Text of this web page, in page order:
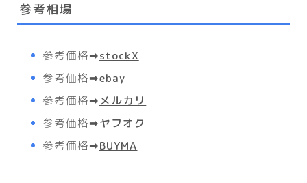
参考相場
参考価格➡stockX
参考価格➡ebay
参考価格➡メルカリ
参考価格➡ヤフオク
参考価格➡BUYMA